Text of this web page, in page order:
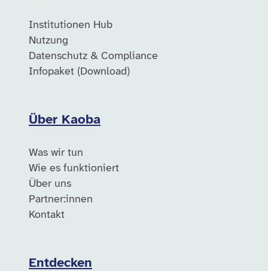
Institutionen Hub
Nutzung
Datenschutz & Compliance
Infopaket (Download)
Über Kaoba
Was wir tun
Wie es funktioniert
Über uns
Partner:innen
Kontakt
Entdecken